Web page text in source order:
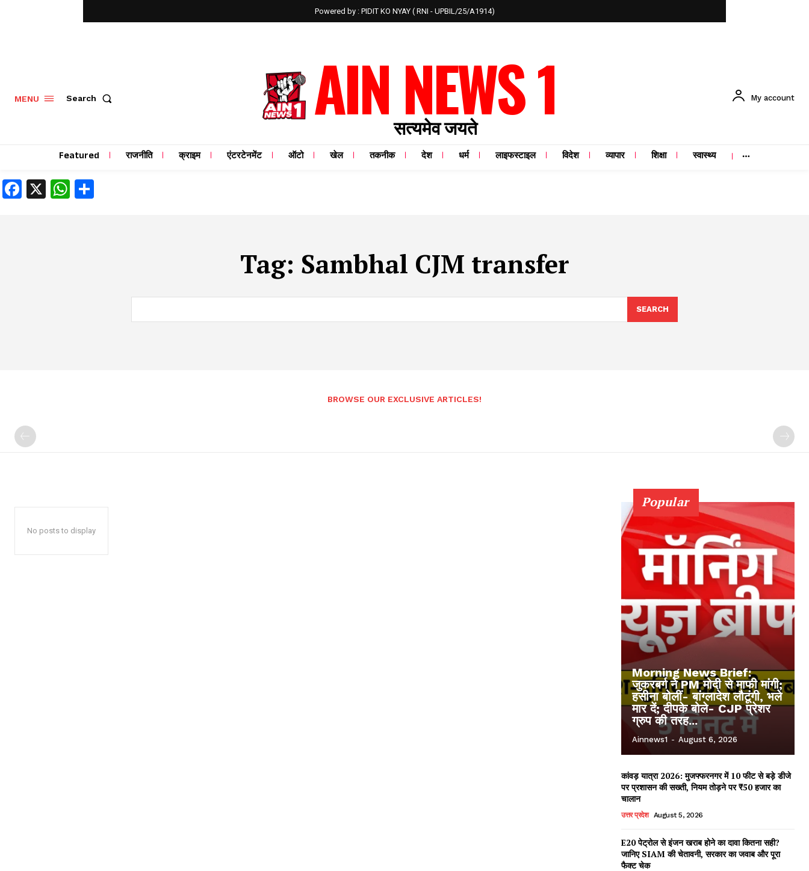
Powered by : PIDIT KO NYAY ( RNI - UPBIL/25/A1914)
MENU Search AIN NEWS 1
सत्यमेव जयते
My account
Featured राजनीति क्राइम एंटरटेनमेंट ऑटो खेल तकनीक देश धर्म लाइफस्टाइल विदेश व्यापार शिक्षा स्वास्थ्य
Facebook
X WhatsApp
Tag: Sambhal CJM transfer
SEARCH
BROWSE OUR EXCLUSIVE ARTICLES!
No posts to display
Popular
Morning News Brief:
जुकरबर्ग ने PM मोदी से माफी मांगी;
हसीना बोलीं- बांग्लादेश लौटूंगी, भले
मार दें; दीपके बोले- CJP प्रेशर
ग्रुप की तरह...
Ainnews1 - August 6, 2026
कांवड़ यात्रा 2026: मुजफ्फरनगर में 10 फीट से बड़े डीजे
पर प्रशासन की सख्ती, नियम तोड़ने पर ₹50 हजार का
चालान
उत्तर प्रदेश August 5, 2026
E20 पेट्रोल से इंजन खराब होने का दावा कितना सही?
जानिए SIAM की चेतावनी, सरकार का जवाब और पूरा
फैक्ट चेक